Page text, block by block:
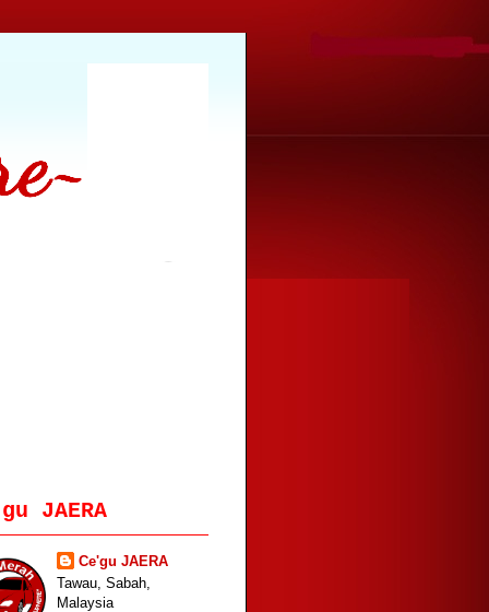
JAERA
Ce'gu JAERA
Tawau, Sabah,
Malaysia